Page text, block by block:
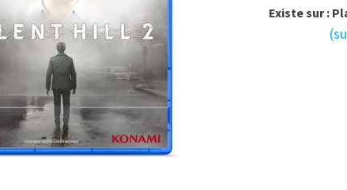
Existe sur :